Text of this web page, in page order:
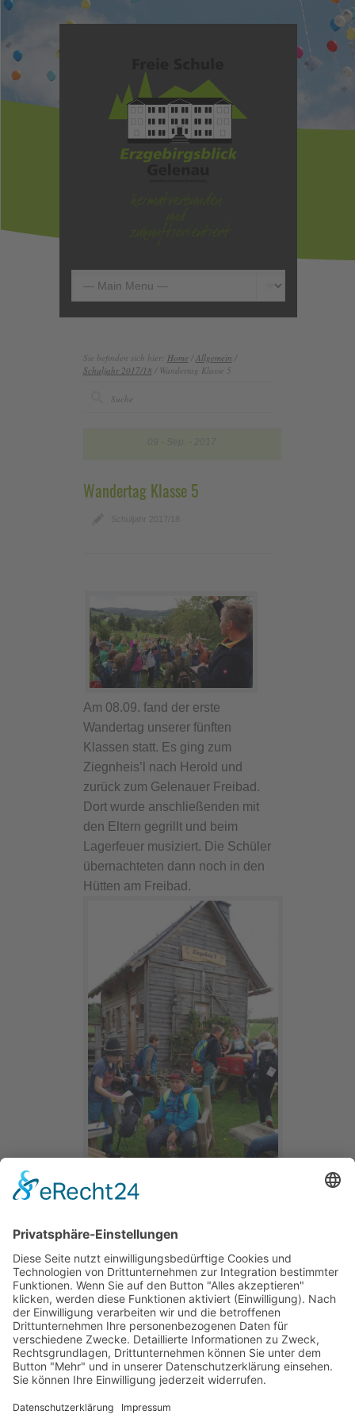
Sie befinden sich hier: Home /Allgemein /
Schuljahr 2017/18 / Wandertag Klasse 5
Wandertag Klasse 5
Am 08.09. fand der erste
Wandertag unserer fünften
Klassen statt. Es ging zum
Ziegnheis’l nach Herold und
zurück zum Gelenauer Freibad.
Dort wurde anschließenden mit
den Eltern gegrillt und beim
Lagerfeuer musiziert. Die Schüler
übernachteten dann noch in den
Hütten am Freibad.
[zum Anfang]
Kontakt
Straße der Einheit 79
09423 Gelenau
037297 5046
info@fserz.de